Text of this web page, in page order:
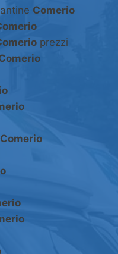
Comerio
prezzi
Comerio